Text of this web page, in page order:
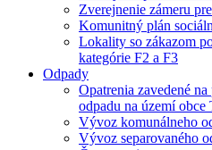
Zverejnenie zámeru
Komunitný plán
Lokality so zákazom
kategórie F2 a F3
Odpady
Opatrenia zavedené
odpadu na území obce
Vývoz komunálneho
Vývoz separovaného